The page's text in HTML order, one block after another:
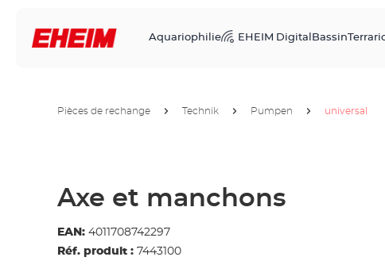
Aquariophilie EHEIM Digital Bassin
Pièces de rechange Technik Pumpen universal
Axe et manchons
EAN: 4011708742297
Réf. produit : 7443100